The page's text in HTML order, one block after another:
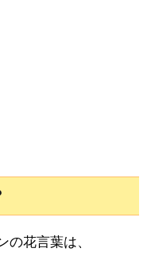
花言葉は、